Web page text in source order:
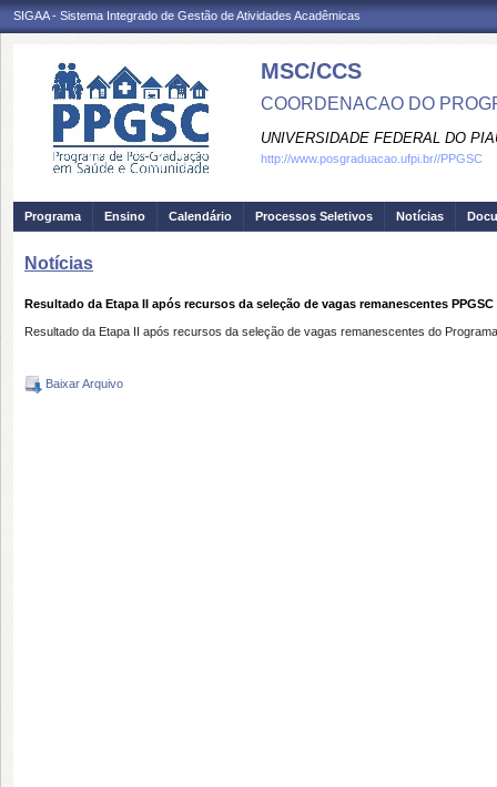
SIGAA - Sistema Integrado de Gestão de Atividades Acadêmicas
MSC/CCS
COORDENACAO DO
UNIVERSIDADE FEDERAL DO
http://www.posgraduacao.ufpi.br//PPGSC
Programa Ensino Calendário Processos Seletivos Notícias
Notícias
Resultado da Etapa II após recursos da seleção de vagas remanescentes PPGSC
Resultado da Etapa II após recursos da seleção de vagas remanescentes do
Baixar Arquivo